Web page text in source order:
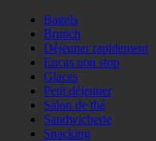
Bagels
Brunch
Déjeuner rapidement
Encas non stop
Glaces
Petit déjeuner
Salon de thé
Sandwicherie
Snacking